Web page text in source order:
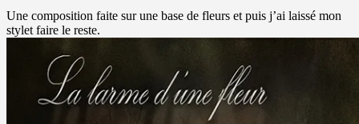
Une composition faite sur une base de fleurs et puis j’ai laissé mon
stylet faire le reste.